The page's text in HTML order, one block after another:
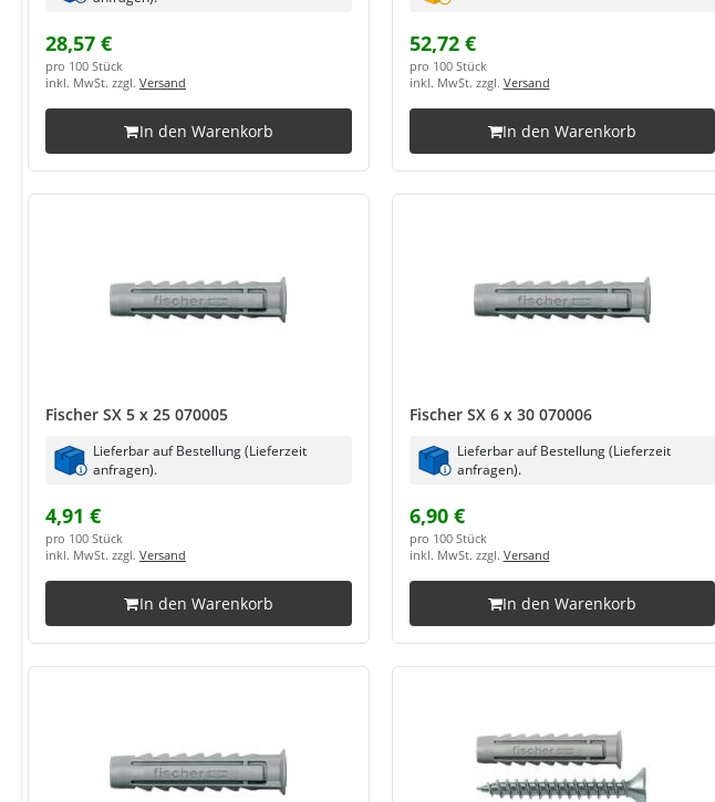
28,57 €
pro 100 Stück
inkl. MwSt. zzgl. Versand
In den Warenkorb
52,72 €
pro 100 Stück
inkl. MwSt. zzgl. Versand
In den Warenkorb
Fischer SX 5 x 25 070005
Lieferbar auf Bestellung (Lieferzeit
anfragen).
4,91 €
pro 100 Stück
inkl. MwSt. zzgl. Versand
In den Warenkorb
Fischer SX 6 x 30 070006
Lieferbar auf Bestellung (Lieferzeit
anfragen).
6,90 €
pro 100 Stück
inkl. MwSt. zzgl. Versand
In den Warenkorb